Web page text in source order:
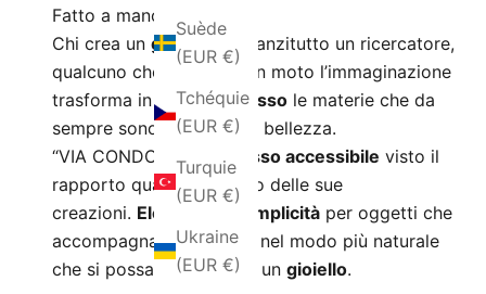
Suède
(EUR €)
Tchéquie
(EUR €)
Turquie
(EUR €)
Ukraine
(EUR €)
Fatto a mano
Chi crea un gioiello
è innanzitutto un ricercatore,
qualcuno che mettendo in moto l’immaginazione
trasforma in oggetti di lusso le materie che da
sempre sono sinonimo di bellezza.
“VIA CONDOTTI” è un
lusso accessibile visto il
rapporto qualità e prezzo delle sue
creazioni. Eleganza e semplicità per oggetti che
accompagnano la donna nel modo più naturale
che si possa chiedere ad un gioiello.